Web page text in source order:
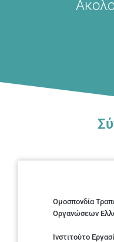
Ομοσπονδία
Οργανώσεων
Ινστιτούτο